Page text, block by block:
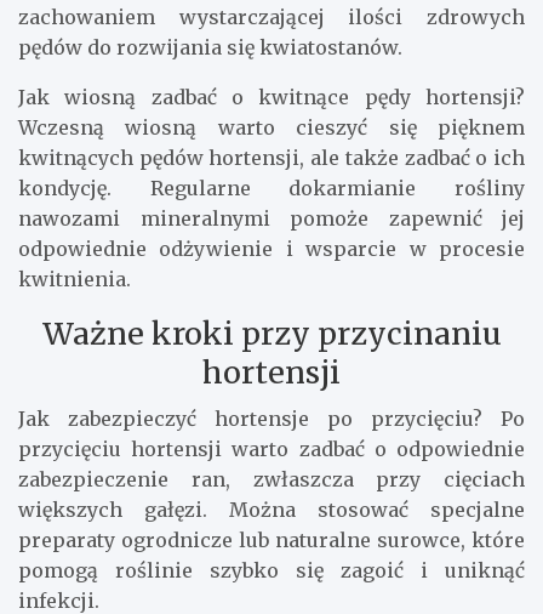
zachowaniem wystarczającej ilości zdrowych
pędów do rozwijania się kwiatostanów.
Jak wiosną zadbać o kwitnące pędy hortensji?
Wczesną wiosną warto cieszyć się pięknem
kwitnących pędów hortensji, ale także zadbać o ich
kondycję. Regularne dokarmianie rośliny
nawozami mineralnymi pomoże zapewnić jej
odpowiednie odżywienie i wsparcie w procesie
kwitnienia.
Ważne kroki przy przycinaniu
hortensji
Jak zabezpieczyć hortensje po przycięciu? Po
przycięciu hortensji warto zadbać o odpowiednie
zabezpieczenie ran, zwłaszcza przy cięciach
większych gałęzi. Można stosować specjalne
preparaty ogrodnicze lub naturalne surowce, które
pomogą roślinie szybko się zagoić i uniknąć
infekcji.